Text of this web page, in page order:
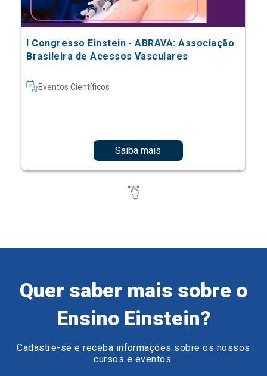
I Congresso Einstein - ABRAVA: Associação
Brasileira de Acessos Vasculares
Eventos Científicos
Saiba mais
Quer saber mais sobre o
Ensino Einstein?
Cadastre-se e receba informações sobre os nossos
cursos e eventos.